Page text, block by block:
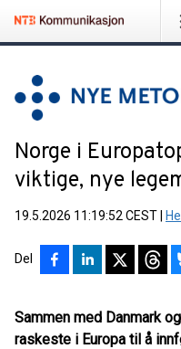
Norge i
viktige, nye
19.5.2026 11:19:52 CEST
Del
Sammen med Danmark
raskeste i Europa til å